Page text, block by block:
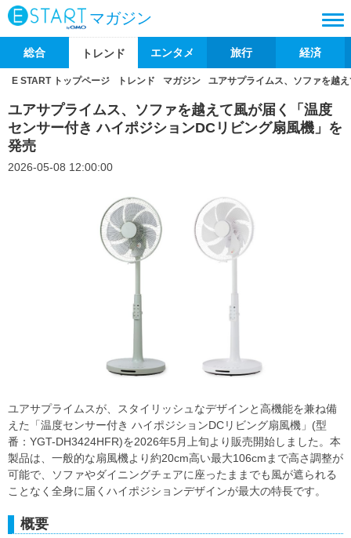
マガジン
総合 トレンド エンタメ 旅行 経済
E START トップページ トレンド マガジン ユアサプライムス、ソファを越
ユアサプライムス、ソファを越えて風が届く「温度
センサー付き ハイポジションDCリビング扇風機」を
発売
2026-05-08 12:00:00
ユアサプライムスが、スタイリッシュなデザインと高機能を兼ね備
えた「温度センサー付き ハイポジションDCリビング扇風機」(型
番：YGT-DH3424HFR)を2026年5月上旬より販売開始しました。本
製品は、一般的な扇風機より約20cm高い最大106cmまで高さ調整が
可能で、ソファやダイニングチェアに座ったままでも風が遮られる
ことなく全身に届くハイポジションデザインが最大の特長です。
概要